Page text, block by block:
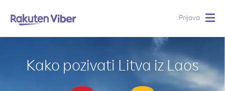
Prijava
Kako pozivati Litva iz Laos